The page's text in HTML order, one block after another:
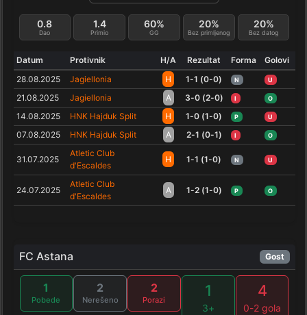
Dao
0.8
Primio
1.4
GG
60%
Bez primljenog
20%
Bez datog
20%
Datum Protivnik H/A Rezultat Forma
Golovi
28.08.2025
Jagiellonia H 1-1 (0-0) N U
21.08.2025 Jagiellonia A 3-0 (2-0) I O
14.08.2025 HNK Hajduk Split H 1-0 (1-0) P U
07.08.2025 HNK Hajduk Split A 2-1 (0-1) I O
31.07.2025
Atletic Club
d'Escaldes
H 1-1 (1-0) N U
24.07.2025
Atletic Club
d'Escaldes
A 1-2 (1-0) P O
FC Astana Gost
1
Pobede
2
Nerešeno
2
Porazi
1
3+
4
0-2 gola